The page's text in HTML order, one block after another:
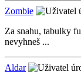
Zombie
Za snahu, tabulky
nevyhneš ...
Aldar